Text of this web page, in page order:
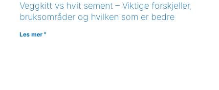
Veggkitt vs hvit sement – Viktige forskjeller,
bruksområder og hvilken som er bedre
Les mer "